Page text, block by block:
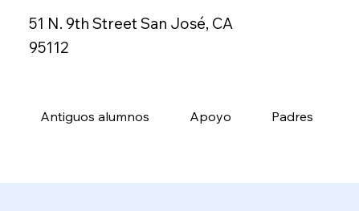
51 N. 9th Street San José, CA
95112
Antiguos alumnos Apoyo Padres